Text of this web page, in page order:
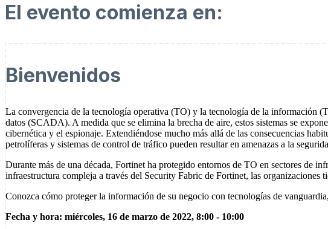
El evento comienza en:
Bienvenidos
La convergencia de la tecnología operativa (TO) y la tecnología de la información
datos (SCADA). A medida que se elimina la brecha de aire, estos sistemas se
cibernética y el espionaje. Extendiéndose mucho más allá de las consecuencias
petrolíferas y sistemas de control de tráfico pueden resultar en amenazas a la
Durante más de una década, Fortinet ha protegido entornos de TO en sectores de
infraestructura compleja a través del Security Fabric de Fortinet, las
Conozca cómo proteger la información de su negocio con tecnologías de
Fecha y hora: miércoles, 16 de marzo de 2022, 8:00 - 10:00